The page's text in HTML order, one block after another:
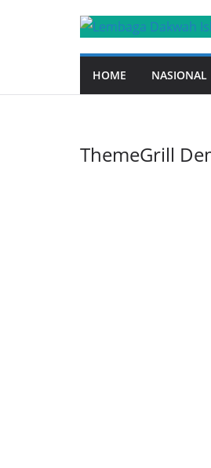
HOME NASIONAL
ThemeGrill